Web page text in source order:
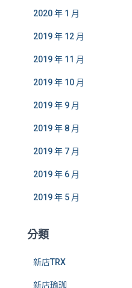
2020 年 1 月
2019 年 12 月
2019 年 11 月
2019 年 10 月
2019 年 9 月
2019 年 8 月
2019 年 7 月
2019 年 6 月
2019 年 5 月
分類
新店TRX
新店瑜珈